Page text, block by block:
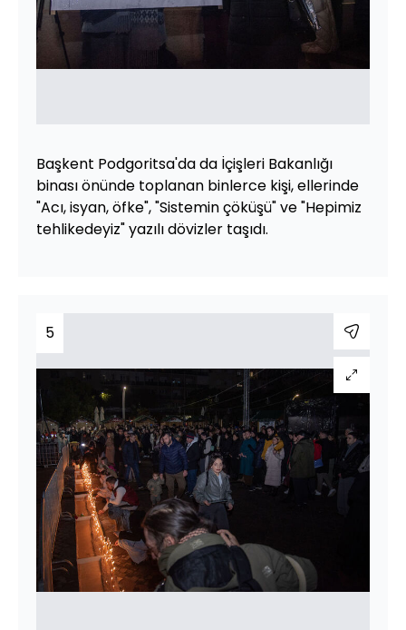
Başkent Podgoritsa'da da İçişleri Bakanlığı
binası önünde toplanan binlerce kişi, ellerinde
"Acı, isyan, öfke", "Sistemin çöküşü" ve "Hepimiz
tehlikedeyiz" yazılı dövizler taşıdı.
5